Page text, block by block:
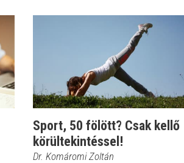
Sport, 50 fölött? Csak kellő
körültekintéssel!
Dr. Komáromi Zoltán